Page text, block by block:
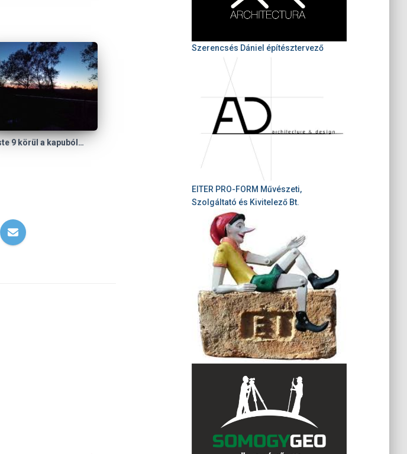
9 körül a kapuból…
Szerencsés Dániel építésztervező
EITER PRO-FORM Művészeti,
Szolgáltató és Kivitelező Bt.